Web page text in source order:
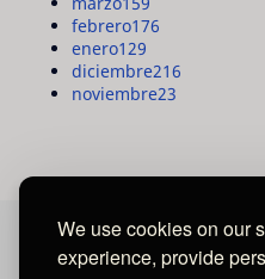
We use cookies on our
experience, provide
febrero176
enero129
diciembre216
noviembre23